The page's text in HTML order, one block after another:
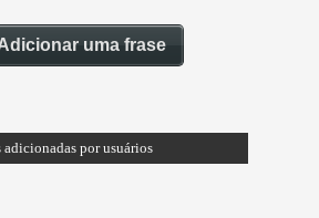
uma frase
adicionadas por usuários